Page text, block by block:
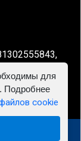
-
для
Подробнее
cookie